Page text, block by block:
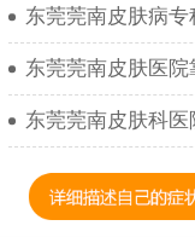
东莞莞南皮肤病
东莞莞南皮肤医
东莞莞南皮肤科